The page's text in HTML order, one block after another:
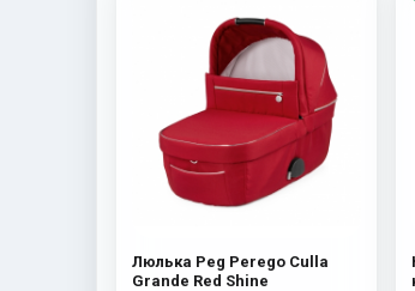
Люлька Peg Perego Culla
Grande Red Shine